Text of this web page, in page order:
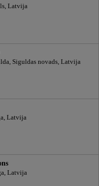
Latvija
Siguldas novads, Latvija
Latvija
Latvija